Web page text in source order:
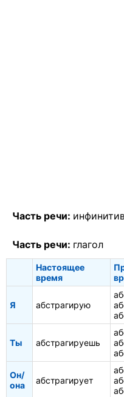
Часть речи:
Часть речи: глагол
Настоящее
время
Я абстрагирую
Ты абстрагируешь
Он/
она
абстрагирует